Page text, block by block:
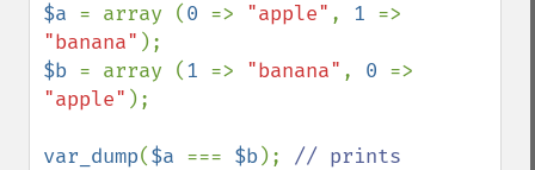
$a = array (0 => "apple" , 1
"banana"
$b = array (1 => "banana" , 0
"apple" );
var_dump($a === $b); // prints